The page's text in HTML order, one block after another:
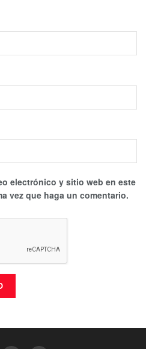
electrónico y sitio web en este
vez que haga un comentario.